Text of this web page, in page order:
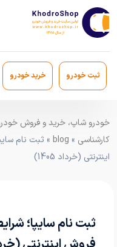
ثبت خودرو خرید خودرو
کارشناسی »
blog » ثبت‌ نام
اینترنتی (خرداد 1405)
ثبت‌ نام سایپا؛